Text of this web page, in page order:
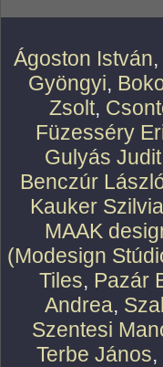
Ágoston István,
Gyöngyi,
Zsolt,
Füzesséry
Gulyás Judit
Benczúr
Kauker Szilvia
MAAK
(Modesign
Tiles, Pazár
Andrea,
Szentesi
Terbe János,